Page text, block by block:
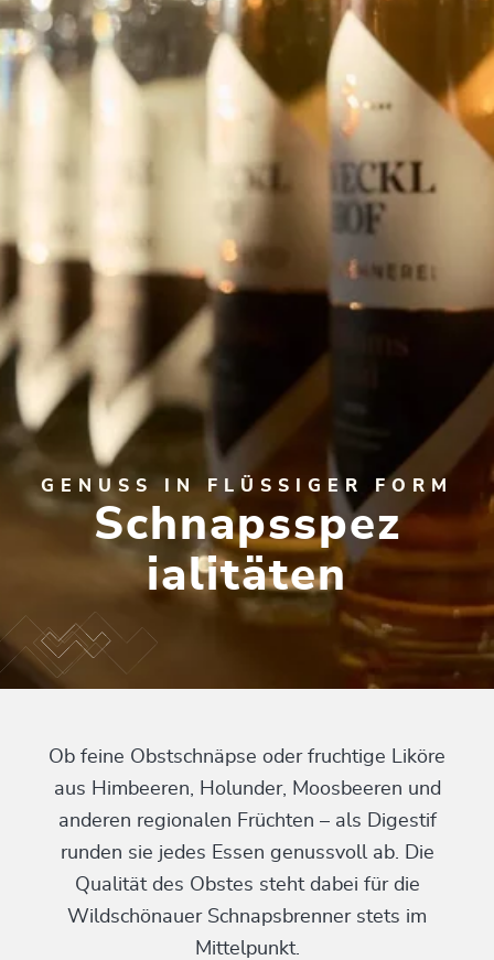
GENUSS IN FLÜSSIGER FORM
Schnapsspez
ialitäten
Ob feine Obstschnäpse oder fruchtige Liköre
aus Himbeeren, Holunder, Moosbeeren und
anderen regionalen Früchten – als Digestif
runden sie jedes Essen genussvoll ab. Die
Qualität des Obstes steht dabei für die
Wildschönauer Schnapsbrenner stets im
Mittelpunkt.